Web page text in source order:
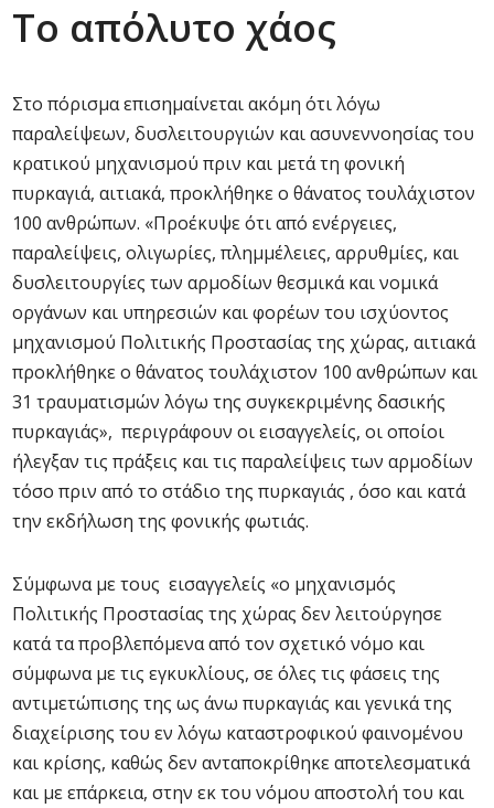
Το απόλυτο χάος
Στο πόρισμα επισημαίνεται ακόμη ότι λόγω
παραλείψεων, δυσλειτουργιών και ασυνεννοησίας του
κρατικού μηχανισμού πριν και μετά τη φονική
πυρκαγιά, αιτιακά, προκλήθηκε ο θάνατος τουλάχιστον
100 ανθρώπων. «Προέκυψε ότι από ενέργειες,
παραλείψεις, ολιγωρίες, πλημμέλειες, αρρυθμίες, και
δυσλειτουργίες των αρμοδίων θεσμικά και νομικά
οργάνων και υπηρεσιών και φορέων του ισχύοντος
μηχανισμού Πολιτικής Προστασίας της χώρας, αιτιακά
προκλήθηκε ο θάνατος τουλάχιστον 100 ανθρώπων και
31 τραυματισμών λόγω της συγκεκριμένης δασικής
πυρκαγιάς», περιγράφουν οι εισαγγελείς, οι οποίοι
ήλεγξαν τις πράξεις και τις παραλείψεις των αρμοδίων
τόσο πριν από το στάδιο της πυρκαγιάς , όσο και κατά
την εκδήλωση της φονικής φωτιάς.
Σύμφωνα με τους εισαγγελείς «ο μηχανισμός
Πολιτικής Προστασίας της χώρας δεν λειτούργησε
κατά τα προβλεπόμενα από τον σχετικό νόμο και
σύμφωνα με τις εγκυκλίους, σε όλες τις φάσεις της
αντιμετώπισης της ως άνω πυρκαγιάς και γενικά της
διαχείρισης του εν λόγω καταστροφικού φαινομένου
και κρίσης, καθώς δεν ανταποκρίθηκε αποτελεσματικά
και με επάρκεια, στην εκ του νόμου αποστολή του και